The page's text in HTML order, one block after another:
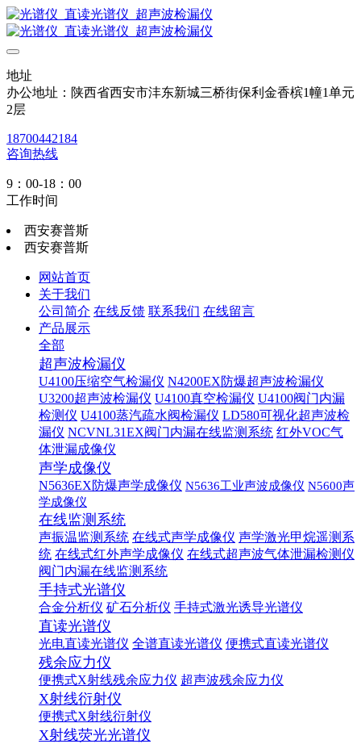
地址
办公地址：陕西省西安市沣东新城三桥街保利金香槟1幢1单元
2层
18700442184
咨询热线
9：00-18：00
工作时间
西安赛普斯
西安赛普斯
网站首页
关于我们
公司简介 在线反馈 联系我们 在线留言
产品展示
全部
超声波检漏仪
U4100压缩空气检漏仪 N4200EX防爆超声波检漏仪
U3200超声波检漏仪 U4100真空检漏仪 U4100阀门内漏
检测仪 U4100蒸汽疏水阀检漏仪 LD580可视化超声波检
漏仪 NCVNL31EX阀门内漏在线监测系统 红外VOC气
体泄漏成像仪
声学成像仪
N5636EX防爆声学成像仪 N5636工业声波成像仪 N5600声
学成像仪
在线监测系统
声振温监测系统 在线式声学成像仪 声学激光甲烷遥测系
统 在线式红外声学成像仪 在线式超声波气体泄漏检测仪
阀门内漏在线监测系统
手持式光谱仪
合金分析仪 矿石分析仪 手持式激光诱导光谱仪
直读光谱仪
光电直读光谱仪 全谱直读光谱仪 便携式直读光谱仪
残余应力仪
便携式X射线残余应力仪 超声波残余应力仪
X射线衍射仪
便携式X射线衍射仪
X射线荧光光谱仪